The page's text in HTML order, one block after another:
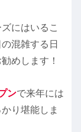
にはいるこ
混雑する日
めします！
ンで来年には
り堪能しま